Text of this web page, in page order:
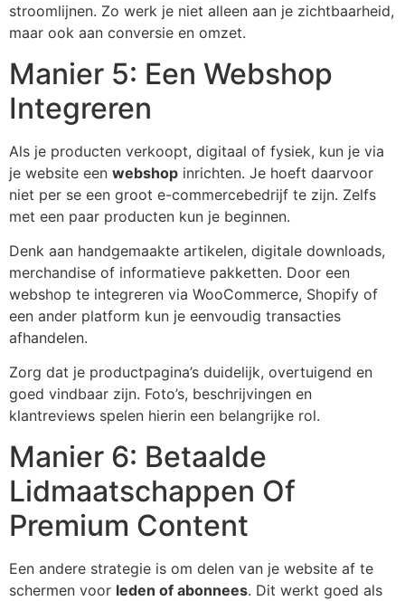
stroomlijnen. Zo werk je niet alleen aan je zichtbaarheid,
maar ook aan conversie en omzet.
Manier 5: Een Webshop
Integreren
Als je producten verkoopt, digitaal of fysiek, kun je via
je website een webshop inrichten. Je hoeft daarvoor
niet per se een groot e-commercebedrijf te zijn. Zelfs
met een paar producten kun je beginnen.
Denk aan handgemaakte artikelen, digitale downloads,
merchandise of informatieve pakketten. Door een
webshop te integreren via WooCommerce, Shopify of
een ander platform kun je eenvoudig transacties
afhandelen.
Zorg dat je productpagina’s duidelijk, overtuigend en
goed vindbaar zijn. Foto’s, beschrijvingen en
klantreviews spelen hierin een belangrijke rol.
Manier 6: Betaalde
Lidmaatschappen Of
Premium Content
Een andere strategie is om delen van je website af te
schermen voor leden of abonnees. Dit werkt goed als